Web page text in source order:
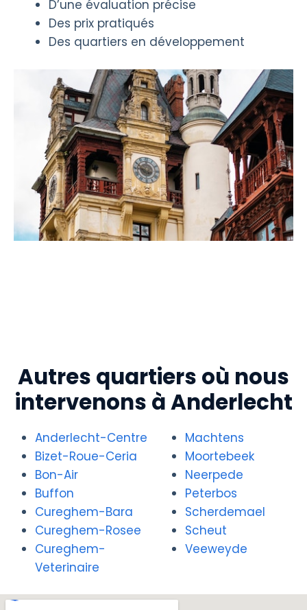
D’une évaluation précise
Des prix pratiqués
Des quartiers en développement
Autres quartiers où nous
intervenons à Anderlecht
Anderlecht-Centre
Bizet-Roue-Ceria
Bon-Air
Buffon
Cureghem-Bara
Cureghem-Rosee
Cureghem-
Veterinaire
Machtens
Moortebeek
Neerpede
Peterbos
Scherdemael
Scheut
Veeweyde